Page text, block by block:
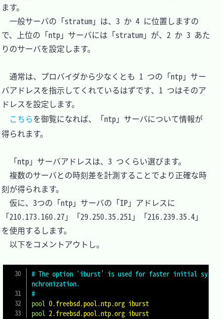
ます。
一般サーバの「stratum」は、3 か 4 に位置しますの
で、上位の「ntp」サーバには「stratum」が、2 か 3 あた
りのサーバを設定します。
通常は、プロバイダから少なくとも 1 つの「ntp」サー
バアドレスを指示してくれているはずです、1 つはそのア
ドレスを設定します。
こちらを御覧になれば、「ntp」サーバについて情報が
得られます。
「ntp」サーバアドレスは、3 つくらい選びます。
複数のサーバとの時刻差を計測することでより正確な時
刻が得られます。
仮に、3つの「ntp」サーバの「IP」アドレスに
「210.173.160.27」「29.250.35.251」「216.239.35.4」
を使用するします。
以下をコメントアウトし。
# The option `iburst' is used for faster initial sy
nchronization.
#
pool 0.freebsd.pool.ntp.org iburst
pool 2.freebsd.pool.ntp.org iburst